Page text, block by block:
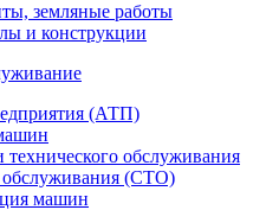
земляные работы
и конструкции
(АТП)
обслуживания
обслуживания (СТО)
машин